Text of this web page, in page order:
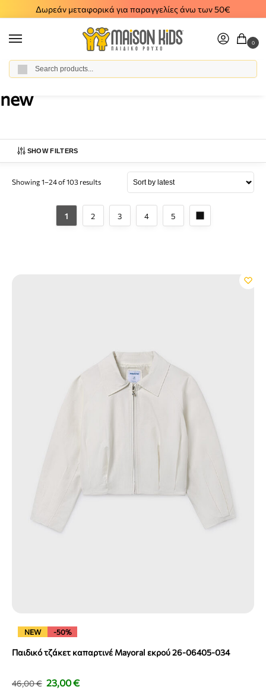
Δωρεάν μεταφορικά για παραγγελίες άνω των 50€
0
Home / Products tagged “new”
new
SHOW FILTERS
Showing 1–24 of 103 results
1 2 3 4 5
NEW -50%
Παιδικό τζάκετ καπαρτινέ Mayoral εκρού 26-06405-034
46,00€ 23,00€